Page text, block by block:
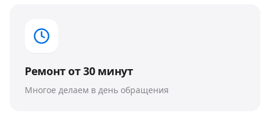
Ремонт от 30 минут
Многое делаем в день обращения